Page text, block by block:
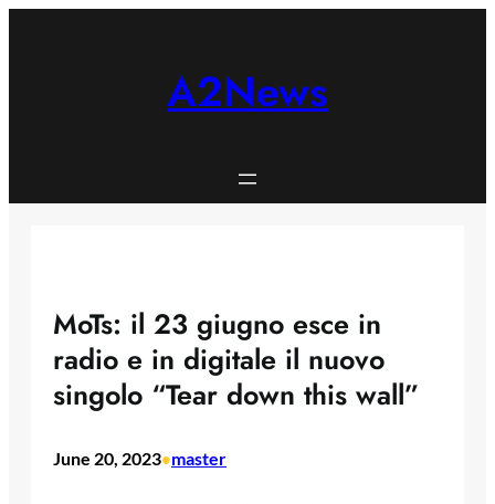
A2News
MoTs: il 23 giugno esce in
radio e in digitale il nuovo
singolo “Tear down this wall”
June 20, 2023•master